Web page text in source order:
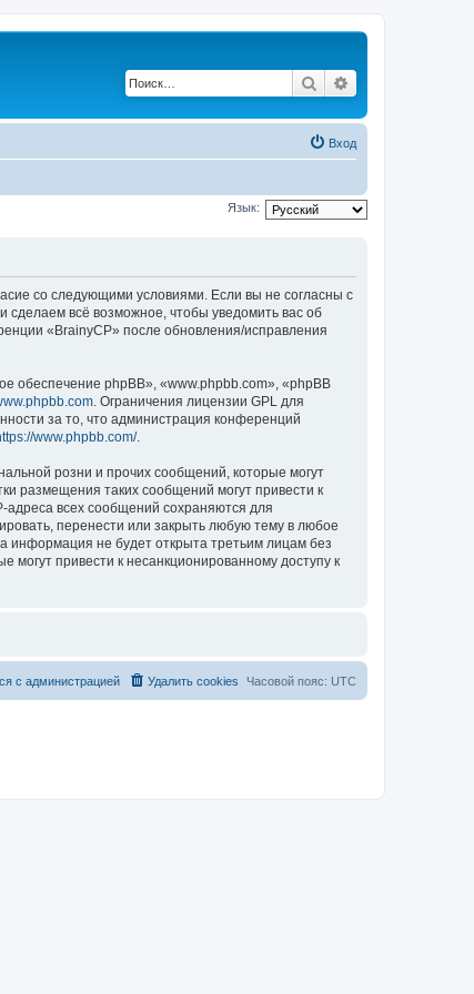
Поиск
Вход
Язык:
со следующими условиями. Если вы не согласны с
всё возможное, чтобы уведомить вас об
«BrainyCP» после обновления/исправления
обеспечение phpBB», «www.phpbb.com», «phpBB
. Ограничения лицензии GPL для
за то, что администрация конференций
www.phpbb.com/.
розни и прочих сообщений, которые могут
размещения таких сообщений могут привести к
всех сообщений сохраняются для
перенести или закрыть любую тему в любое
информация не будет открыта третьим лицам без
привести к несанкционированному доступу к
Часовой пояс: UTC
Удалить cookies
с администрацией